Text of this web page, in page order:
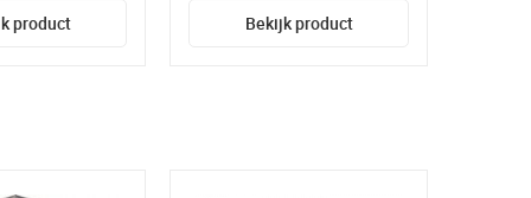
product
Bekijk product